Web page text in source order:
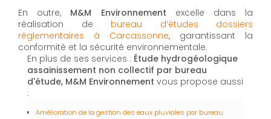
En outre, M&M Environnement excelle dans la
réalisation de bureau d’études dossiers
réglementaires à Carcassonne, garantissant la
conformité et la sécurité environnementale.
En plus de ses services : Étude hydrogéologique
assainissement non collectif par bureau
d'étude, M&M Environnement vous propose aussi
:
Amélioration de la gestion des eaux pluviales par bureau